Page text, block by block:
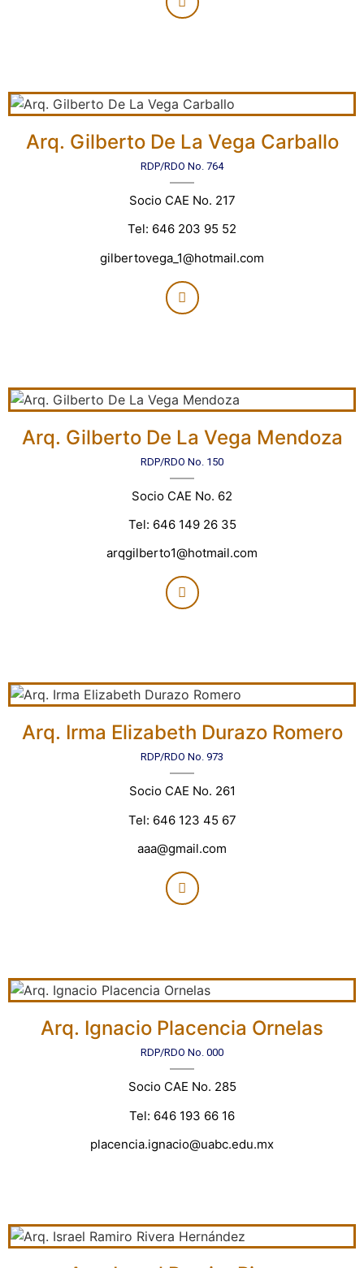
Arq. Gilberto De La Vega Carballo
RDP/RDO No. 764
Socio CAE No. 217
Tel: 646 203 95 52
gilbertovega_1@hotmail.com
Arq. Gilberto De La Vega Mendoza
RDP/RDO No. 150
Socio CAE No. 62
Tel: 646 149 26 35
arqgilberto1@hotmail.com
Arq. Irma Elizabeth Durazo Romero
RDP/RDO No. 973
Socio CAE No. 261
Tel: 646 123 45 67
aaa@gmail.com
Arq. Ignacio Placencia Ornelas
RDP/RDO No. 000
Socio CAE No. 285
Tel: 646 193 66 16
placencia.ignacio@uabc.edu.mx